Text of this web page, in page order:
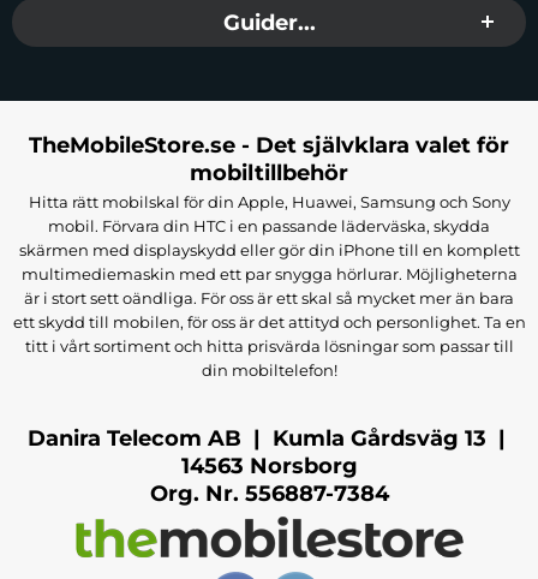
Guider...
TheMobileStore.se - Det självklara valet för
mobiltillbehör
Hitta rätt mobilskal för din Apple, Huawei, Samsung och Sony
mobil. Förvara din HTC i en passande läderväska, skydda
skärmen med displayskydd eller gör din iPhone till en komplett
multimediemaskin med ett par snygga hörlurar. Möjligheterna
är i stort sett oändliga. För oss är ett skal så mycket mer än bara
ett skydd till mobilen, för oss är det attityd och personlighet. Ta en
titt i vårt sortiment och hitta prisvärda lösningar som passar till
din mobiltelefon!
Danira Telecom AB | Kumla Gårdsväg 13 |
14563 Norsborg
Org. Nr. 556887-7384